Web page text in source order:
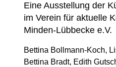
Eine Ausstellung der
im Verein für aktuelle
Minden-Lübbecke e.V.
Bettina Bollmann-Koch,
Bettina Bradt, Edith